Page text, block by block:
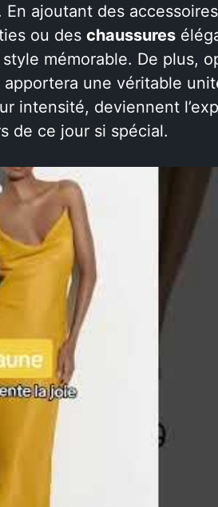
ajoutant des
ou des chaussures
mémorable. De plus,
une véritable
intensité, deviennent
de ce jour si spécial.